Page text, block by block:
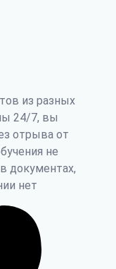
из разных
24/7, вы
отрыва от
не
документах,
нет